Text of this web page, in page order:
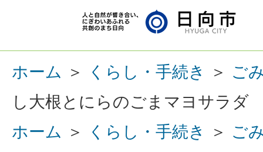
ホーム ＞ くらし・手続き ＞ ご
し大根とにらのごまマヨサラダ
ホーム
＞ くらし・手続き ＞ ご